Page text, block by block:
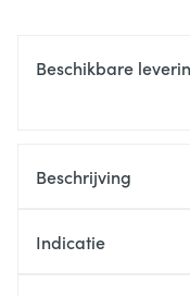
Beschikbare
Beschrijving
Indicatie